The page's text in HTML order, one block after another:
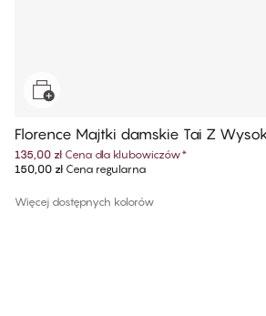
Florence Majtki damskie Tai Z
135,00 zł Cena dla klubowiczów*
150,00 złCena regularna
Więcej dostępnych kolorów